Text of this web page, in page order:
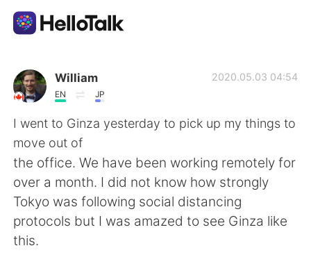
Aplicación de intercambio de idiomas
AI Grammar Checker
Español
English 简体中文
繁體中文
William
EN JP
2020.05.03 04:54
I went to Ginza yesterday to pick up my things to
move out of
the office. We have been working remotely for
over a month. I did not know how strongly
Tokyo was following social distancing
protocols but I was amazed to see Ginza like
this.